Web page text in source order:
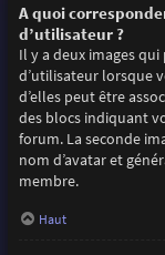
A quoi
d’utilisateur ?
Il y a deux images
d’utilisateur lorsque
d’elles peut être
des blocs indiquant
forum. La seconde
nom d’avatar et
membre.
Haut